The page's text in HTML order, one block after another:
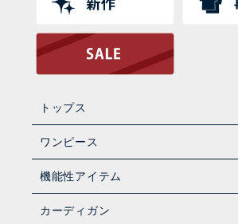
トップス
ワンピース
機能性アイテム
カーディガン